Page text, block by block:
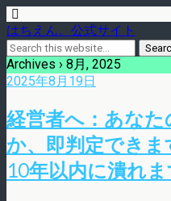
はちえん。公式サイト
Archives › 8月, 2025
2025年8月19日
経営者へ：あな
か、即判定でき
10年以内に潰れ